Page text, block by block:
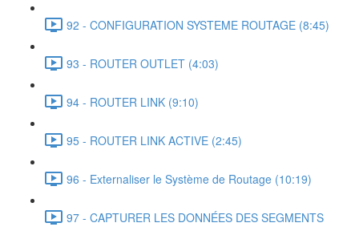
92 - CONFIGURATION SYSTEME ROUTAGE (8:45)
93 - ROUTER OUTLET (4:03)
94 - ROUTER LINK (9:10)
95 - ROUTER LINK ACTIVE (2:45)
96 - Externaliser le Système de Routage (10:19)
97 - CAPTURER LES DONNÉES DES SEGMENTS